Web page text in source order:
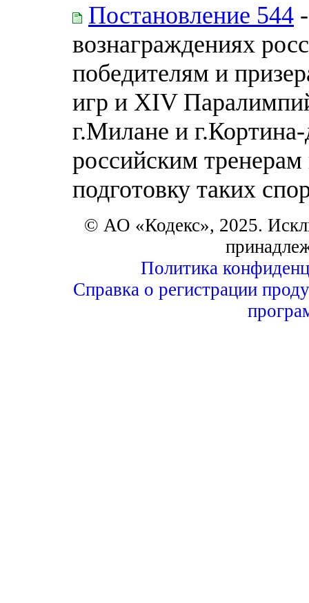
Постановление 544
вознаграждениях
победителям и
игр и XIV
г.Милане и
российским
подготовку таких
© АО «Кодекс», 2025.
Политика
Справка о регистрации